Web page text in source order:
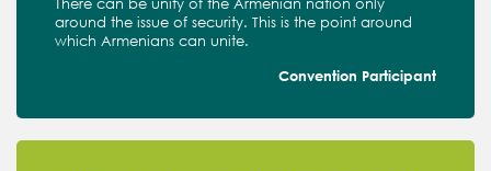
around the issue of security. This is the point around
which Armenians can unite.
Convention Participant